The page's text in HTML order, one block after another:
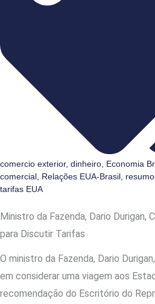
comercio exterior, dinheiro Economia
comercial Relações EUA-Brasil
tarifas EUA
Ministro da Fazenda, Dario Durigan,
para Discutir Tarifas
O ministro da Fazenda, Dario
em considerar uma viagem aos
recomendação do Escritório do